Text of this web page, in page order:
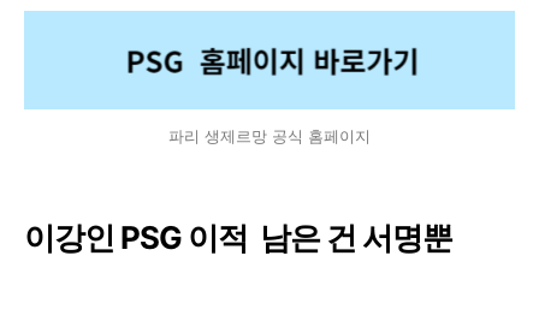
파리 생제르망 공식 홈페이지
이강인 PSG 이적 남은 건 서명뿐